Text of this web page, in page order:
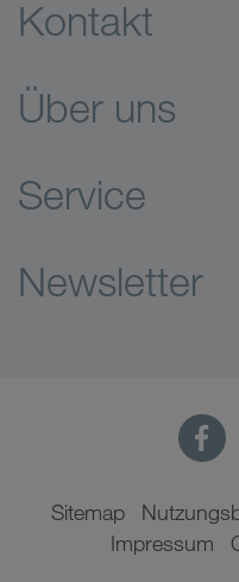
Kontakt
Über uns
Service
Newsletter
Sitemap
Impressum